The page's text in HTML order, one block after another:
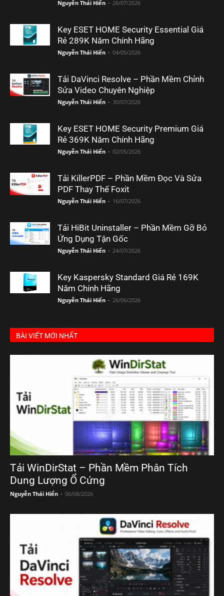
Nguyễn Thái Hiển - 26/07/2026
Key ESET HOME Security Essential Giá
Rẻ 289K Năm Chính Hãng
Nguyễn Thái Hiển - 04/05/2026
Tải DaVinci Resolve – Phần Mềm Chỉnh
Sửa Video Chuyên Nghiệp
Nguyễn Thái Hiển - 30/07/2026
Key ESET HOME Security Premium Giá
Rẻ 369K Năm Chính Hãng
Nguyễn Thái Hiển - 02/05/2026
Tải KillerPDF – Phần Mềm Đọc Và Sửa
PDF Thay Thế Foxit
Nguyễn Thái Hiển - 16/07/2026
Tải HiBit Uninstaller – Phần Mềm Gỡ Bỏ
Ứng Dụng Tận Gốc
Nguyễn Thái Hiển - 24/07/2026
Key Kaspersky Standard Giá Rẻ 169K
Năm Chính Hãng
Nguyễn Thái Hiển - 26/06/2026
BÀI VIẾT MỚI NHẤT
Tải WinDirStat – Phần Mềm Phân Tích
Dung Lượng Ổ Cứng
Nguyễn Thái Hiển - 06/08/2026